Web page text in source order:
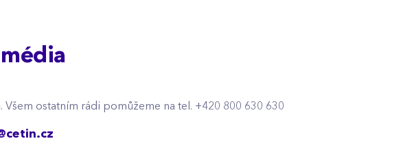
ostatním rádi pomůžeme na tel. +420 800 630 630